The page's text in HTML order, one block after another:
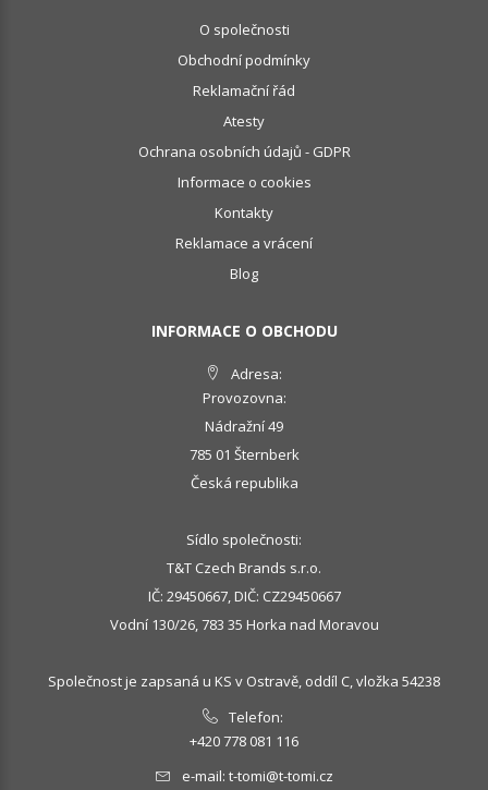
O společnosti
Obchodní podmínky
Reklamační řád
Atesty
Ochrana osobních údajů - GDPR
Informace o cookies
Kontakty
Reklamace a vrácení
Blog
INFORMACE O OBCHODU
Adresa:
Provozovna:
Nádražní 49
785 01 Šternberk
Česká republika
Sídlo společnosti:
T&T Czech Brands s.r.o.
IČ: 29450667, DIČ: CZ29450667
Vodní 130/26, 783 35 Horka nad Moravou
Společnost je zapsaná u KS v Ostravě, oddíl C, vložka 54238
Telefon:
+420 778 081 116
e-mail: t-tomi@t-tomi.cz